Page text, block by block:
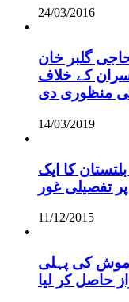
24/03/2016
گلبر خان
کے خلاف
منظوری دی
14/03/2019
کا ایک
تفصیلی غور
11/12/2015
کی پہلی
حاصل کر لیا